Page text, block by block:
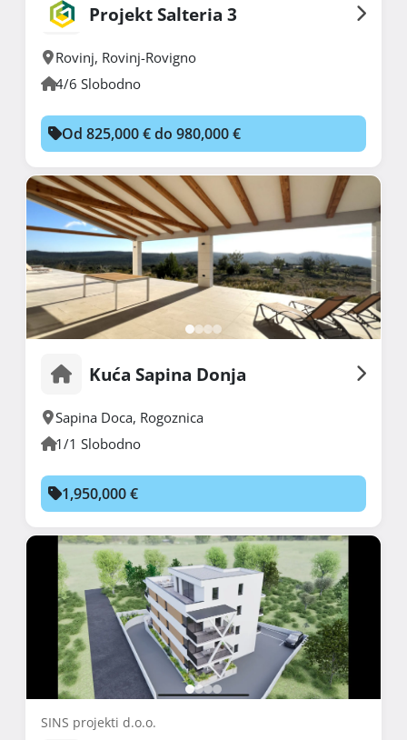
Projekt Salteria 3
Rovinj, Rovinj-Rovigno
4/6 Slobodno
Od 825,000 € do 980,000 €
Kuća Sapina Donja
Sapina Doca, Rogoznica
1/1 Slobodno
1,950,000 €
SINS projekti d.o.o.